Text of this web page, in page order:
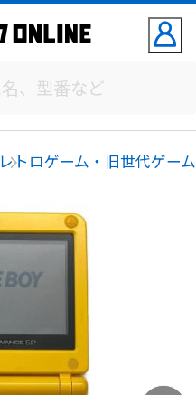
レトロゲーム・旧世代ゲーム